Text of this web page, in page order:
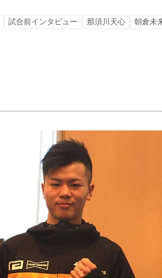
試合前インタビュー 那須川天心 朝倉未